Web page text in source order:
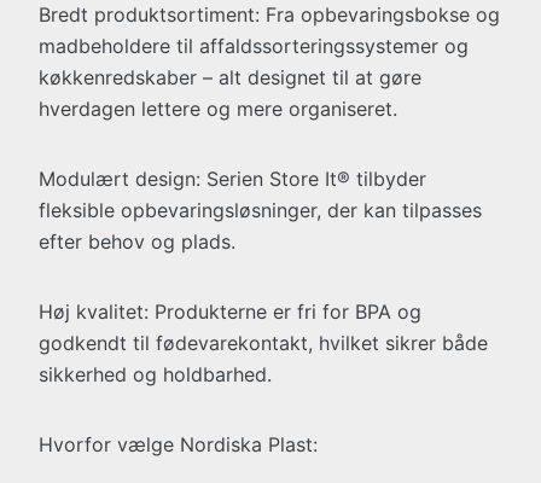
Bredt produktsortiment: Fra opbevaringsbokse og
madbeholdere til affaldssorteringssystemer og
køkkenredskaber – alt designet til at gøre
hverdagen lettere og mere organiseret.
Modulært design: Serien Store It® tilbyder
fleksible opbevaringsløsninger, der kan tilpasses
efter behov og plads.
Høj kvalitet: Produkterne er fri for BPA og
godkendt til fødevarekontakt, hvilket sikrer både
sikkerhed og holdbarhed.
Hvorfor vælge Nordiska Plast: